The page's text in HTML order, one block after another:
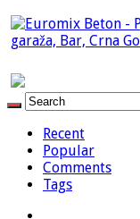
Recent
Popular
Comments
Tags